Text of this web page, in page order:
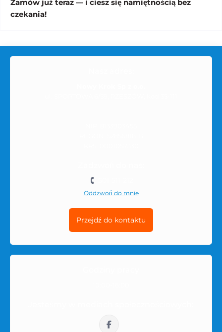
Zamów już teraz — i ciesz się namiętnością bez
czekania!
Oddzwoń do mnie
Przejdź do kontaktu